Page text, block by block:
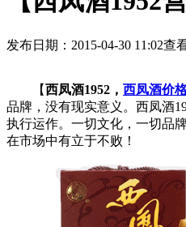
发布日期：2015-04-30 11:02查
【西凤酒1952， 西凤酒价
品牌，没有现实意义。西凤酒
执行运作。一切文化，一切品
在市场中有立于不败！